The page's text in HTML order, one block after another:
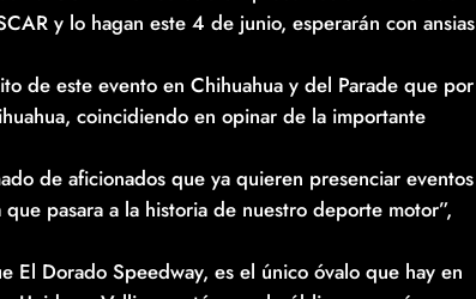
y lo hagan este 4 de junio, esperarán con ansias
de este evento en Chihuahua y del Parade que por
coincidiendo en opinar de la importante
de aficionados que ya quieren presenciar eventos
pasara a la historia de nuestro deporte motor”,
Dorado Speedway, es el único óvalo que hay en